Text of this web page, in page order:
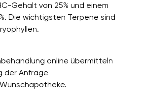
Gehalt von 25% und einem
Die wichtigsten Terpene sind
online übermitteln
der Anfrage